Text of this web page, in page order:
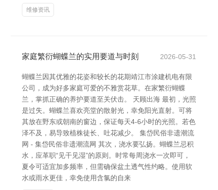
维修资讯
家庭繁衍蝴蝶兰的实用要道与时刻 2026-05-31
蝴蝶兰因其优雅的花姿和较长的花期靖江市涂建机电有限
公司，成为好多家庭可爱的不雅赏花草。在家繁衍蝴蝶
兰，掌抓正确的养护要道至关伏击。 天顾出海 最初，光照
是过失。蝴蝶兰喜欢亮堂的散射光，幸免阳光直射。可将
其放在野东或朝南的窗边，保证每天4-6小时的光照。若色
泽不及，易导致植株徒长、吐花减少。 集岱民俗非遗潮流
网 - 集岱民俗非遗潮流网 其次，浇水要弘扬。蝴蝶兰忌积
水，应革职“见干见湿”的原则。时常每周浇水一次即可，
夏令可适宜加多频率，但需确保盆土透气性约略。使用软
水或雨水更佳，幸免使用含氯的自来